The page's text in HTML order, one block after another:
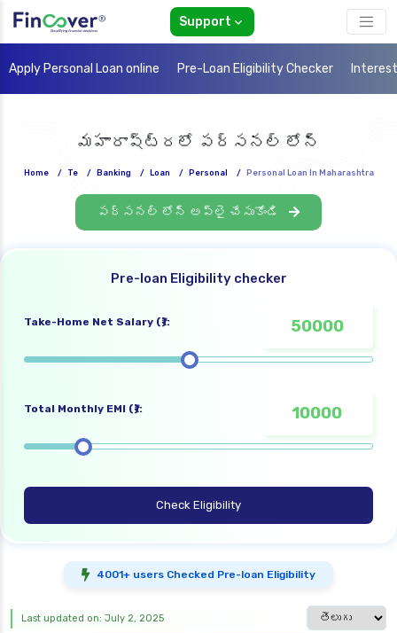
Support
Apply Personal Loan online Pre-Loan Eligibility Checker
మహారాష్ట్రలో పర్సనల్ లోన్
Home / Te / Banking / Loan / Personal / Personal Loan In Maharashtra
పర్సనల్ లోన్ అప్లై చేసుకోండి
Pre-loan Eligibility checker
Take-Home Net Salary (₹):
Total Monthly EMI (₹):
Check Eligibility
4001+ users Checked Pre-loan Eligibility
Select
Last updated on: July 2, 2025